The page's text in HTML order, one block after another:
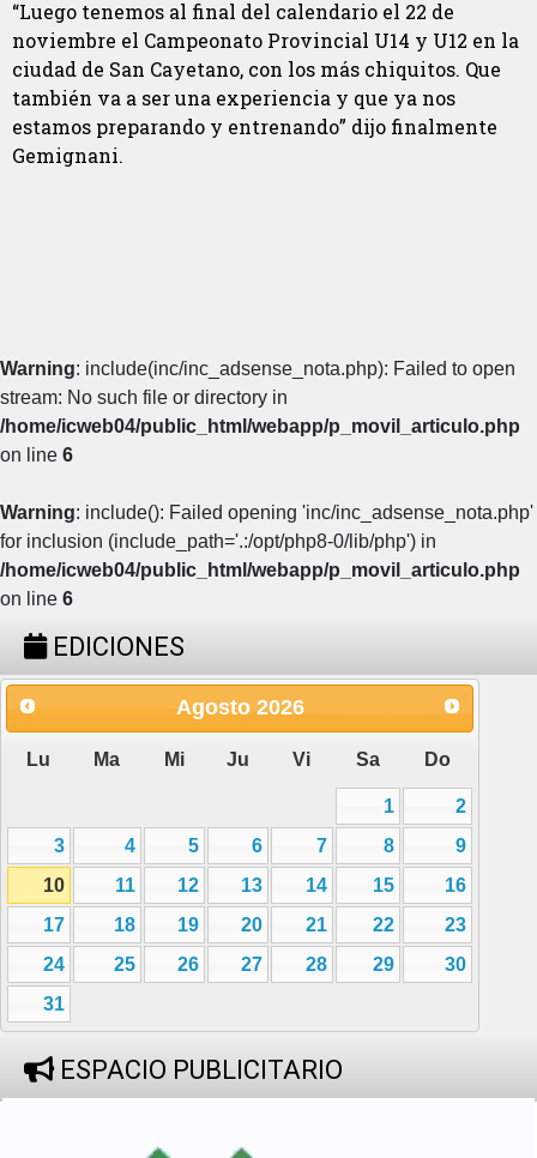
“Luego tenemos al final del calendario el 22 de
noviembre el Campeonato Provincial U14 y U12 en la
ciudad de San Cayetano, con los más chiquitos. Que
también va a ser una experiencia y que ya nos
estamos preparando y entrenando” dijo finalmente
Gemignani.
Warning: include(inc/inc_adsense_nota.php): Failed to open
stream: No such file or directory in
/home/icweb04/public_html/webapp/p_movil_articulo.php
on line 6
Warning: include(): Failed opening 'inc/inc_adsense_nota.php'
for inclusion (include_path='.:/opt/php8-0/lib/php') in
/home/icweb04/public_html/webapp/p_movil_articulo.php
on line 6
EDICIONES
Agosto 2026
Lu Ma Mi Ju Vi Sa Do
1
2
3
4 5 6 7 8
9
10
11 12 13 14 15
16
17
18 19 20 21 22
23
24
25 26 27 28 29
30
31
ESPACIO PUBLICITARIO